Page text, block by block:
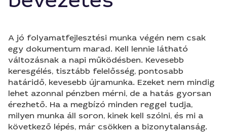
A jó folyamatfejlesztési munka végén nem csak
egy dokumentum marad. Kell lennie látható
változásnak a napi működésben. Kevesebb
keresgélés, tisztább felelősség, pontosabb
határidő, kevesebb újramunka. Ezeket nem mindig
lehet azonnal pénzben mérni, de a hatás gyorsan
érezhető. Ha a megbízó minden reggel tudja,
milyen munka áll soron, kinek kell szólni, és mi a
következő lépés, már csökken a bizonytalanság.